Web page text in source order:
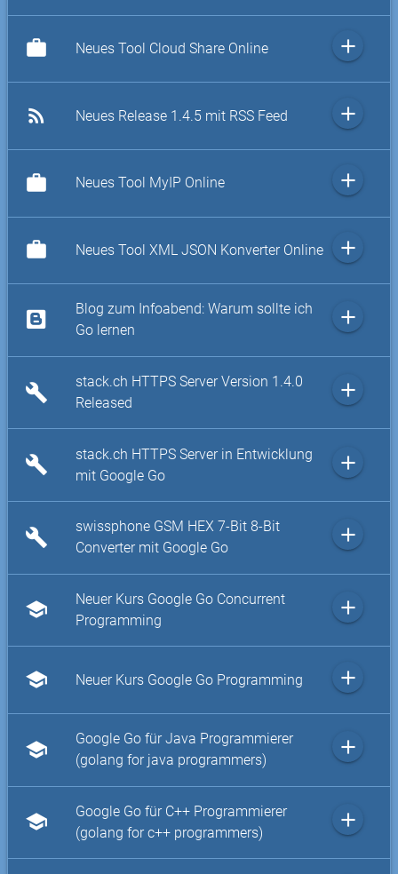
work Neues Tool Cloud Share Online add
rss_feed Neues Release 1.4.5 mit RSS Feed add
work Neues Tool MyIP Online add
work Neues Tool XML JSON Konverter Online add
Blog zum Infoabend: Warum sollte ich
Go lernen
add
build
stack.ch HTTPS Server Version 1.4.0
Released
add
build
stack.ch HTTPS Server in Entwicklung
mit Google Go
add
build
swissphone GSM HEX 7-Bit 8-Bit
Converter mit Google Go
add
school
Neuer Kurs Google Go Concurrent
Programming
add
school Neuer Kurs Google Go Programming add
school
Google Go für Java Programmierer
(golang for java programmers)
add
school
Google Go für C++ Programmierer
(golang for c++ programmers)
add